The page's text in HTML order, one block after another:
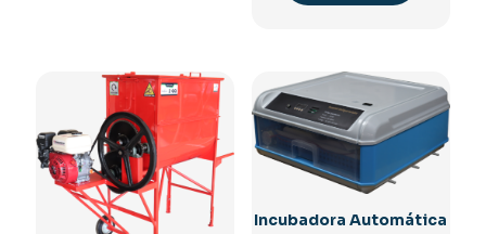
Incubadora Automática